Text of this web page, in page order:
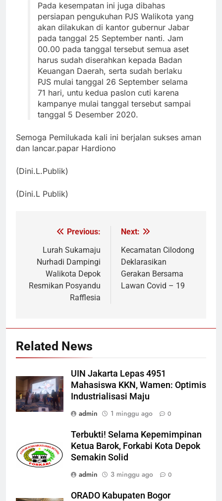
Pada kesempatan ini juga dibahas
persiapan pengukuhan PJS Walikota yang
akan dilakukan di kantor gubernur Jabar
pada tanggal 25 September nanti. Jam
00.00 pada tanggal tersebut semua aset
harus sudah diserahkan kepada Badan
Keuangan Daerah, serta sudah berlaku
PJS mulai tanggal 26 September selama
71 hari, untu kedua paslon cuti karena
kampanye mulai tanggal tersebut sampai
tanggal 5 Desember 2020.
Semoga Pemilukada kali ini berjalan sukses aman
dan lancar.papar Hardiono
(Dini.L.Publik)
(Dini.L Publik)
Navigasi
pos
Previous:
Lurah Sukamaju
Nurhadi Dampingi
Walikota Depok
Resmikan Posyandu
Rafflesia
Next:
Kecamatan Cilodong
Deklarasikan
Gerakan Bersama
Lawan Covid – 19
Related News
UIN Jakarta Lepas 4951
Mahasiswa KKN, Wamen: Optimis
Industrialisasi Maju
admin
1 minggu ago 0
Terbukti! Selama Kepemimpinan
Ketua Barok, Forkabi Kota Depok
Semakin Solid
admin
3 minggu ago 0
ORADO Kabupaten Bogor